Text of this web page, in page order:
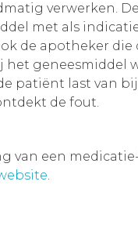
verwerken.
met als
de apotheker
geneesmiddel
patiënt last van
de fout.
van een
.